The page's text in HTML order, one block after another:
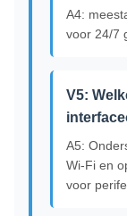
A4:
voor 24/7
V5:
A5:
Wi-Fi en
voor